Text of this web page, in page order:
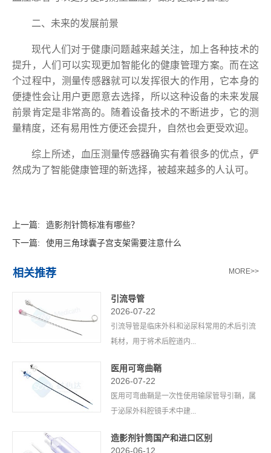
二、未来的发展前景
现代人们对于健康问题越来越关注，加上各种技术的
提升，人们可以实现更加智能化的健康管理方案。而在这
个过程中，测量传感器就可以发挥很大的作用，它本身的
便捷性会让用户更愿意去选择，所以这种设备的未来发展
前景肯定是非常高的。随着设备技术的不断进步，它的测
量精度，还有易用性方便还会提升，自然也会更受欢迎。
综上所述，血压测量传感器确实有着很多的优点，俨
然成为了智能健康管理的新选择，被越来越多的人认可。
上一篇:
造影剂针筒标准有哪些？
下一篇:
使用三角球囊子宫支架需要注意什么
相关推荐 MORE>>
引流导管
2026-07-22
引流导管是临床外科和泌尿科常用的术后引流
耗材，用于将术后腔道内...
医用可弯曲鞘
2026-07-22
医用可弯曲鞘是一次性使用输尿管导引鞘，属
于泌尿外科腔镜手术中建...
造影剂针筒国产和进口区别
2026-06-12